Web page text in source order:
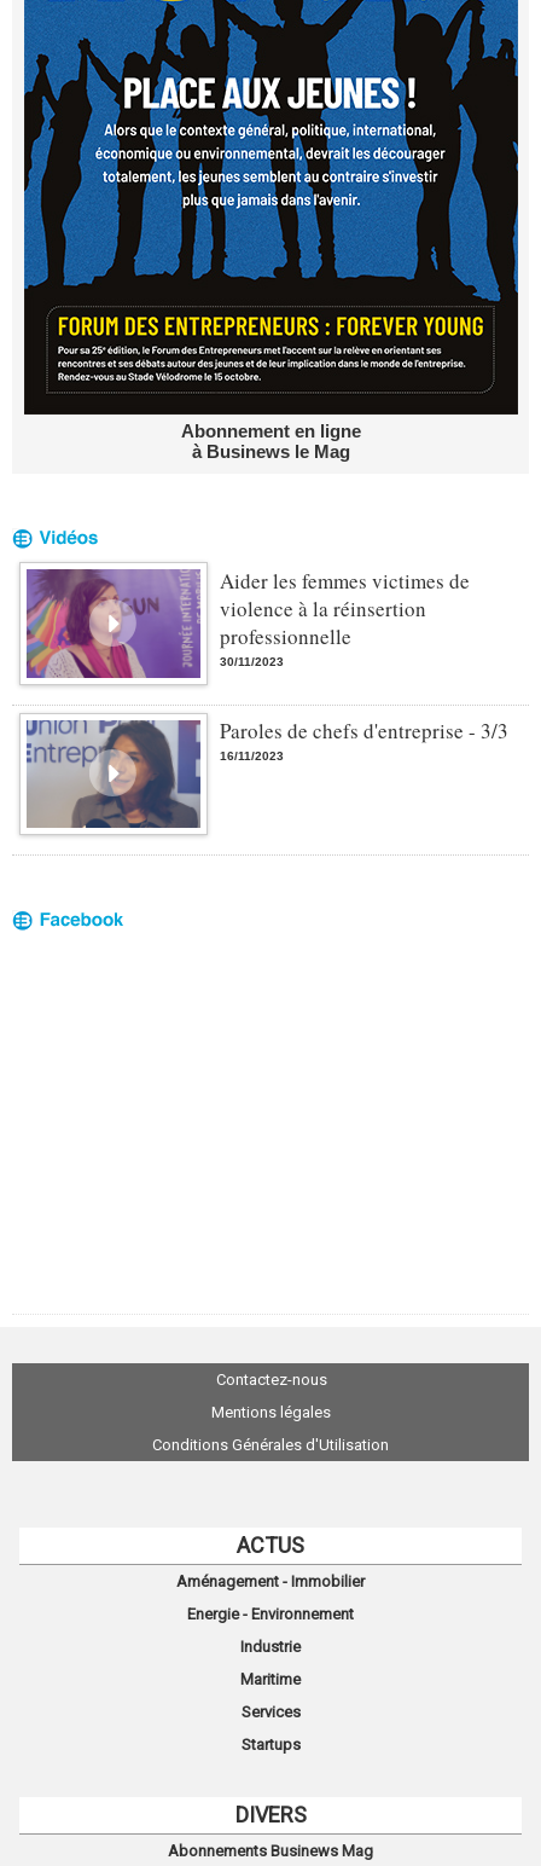
Abonnement en ligne
à Businews le Mag
Aider les femmes victimes de
violence à la réinsertion
professionnelle
30/11/2023
Paroles de chefs d'entreprise - 3/3
16/11/2023
Contactez-nous
Mentions légales
Conditions Générales d'Utilisation
ACTUS
Aménagement - Immobilier
Energie - Environnement
Industrie
Maritime
Services
Startups
DIVERS
Abonnements Businews Mag